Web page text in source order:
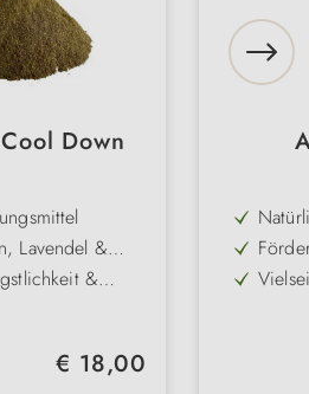
Down
Lavendel &
&
Regulärer Preis:
€ 18,00
und